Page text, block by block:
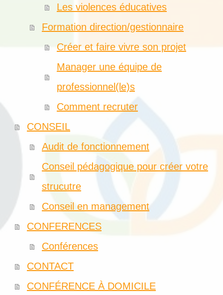
Les violences éducatives
Formation direction/gestionnaire
Créer et faire vivre son projet
Manager une équipe de
professionnel(le)s
Comment recruter
CONSEIL
Audit de fonctionnement
Conseil pédagogique pour créer votre
strucutre
Conseil en management
CONFERENCES
Conférences
CONTACT
CONFÉRENCE À DOMICILE